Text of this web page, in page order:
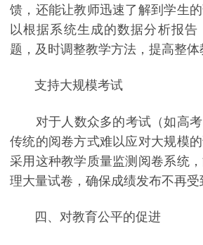
馈，还能让教师迅速了解到学生
以根据系统生成的数据分析报告
题，及时调整教学方法，提高整体
支持大规模考试
对于人数众多的考试（如高考
传统的阅卷方式难以应对大规模
采用这种教学质量监测阅卷系统
理大量试卷，确保成绩发布不再受
四、对教育公平的促进